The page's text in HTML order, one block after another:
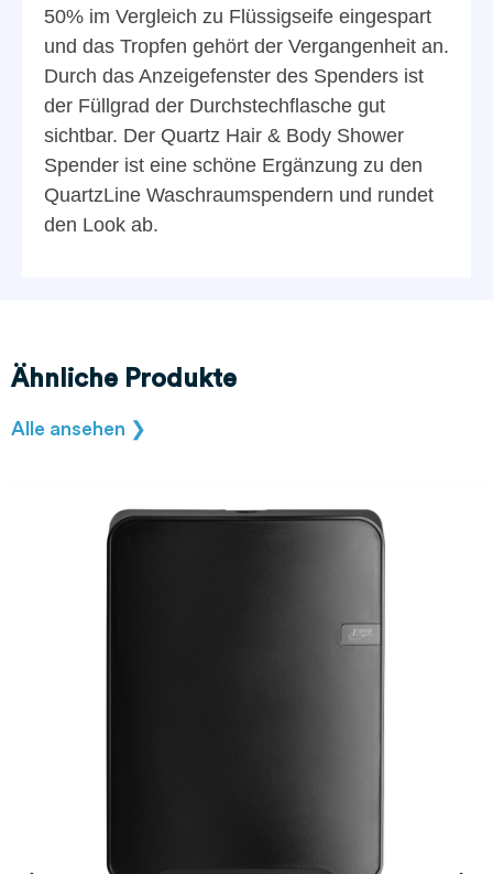
50% im Vergleich zu Flüssigseife eingespart
und das Tropfen gehört der Vergangenheit an.
Durch das Anzeigefenster des Spenders ist
der Füllgrad der Durchstechflasche gut
sichtbar. Der Quartz Hair & Body Shower
Spender ist eine schöne Ergänzung zu den
QuartzLine Waschraumspendern und rundet
den Look ab.
Ähnliche Produkte
Alle ansehen ❯